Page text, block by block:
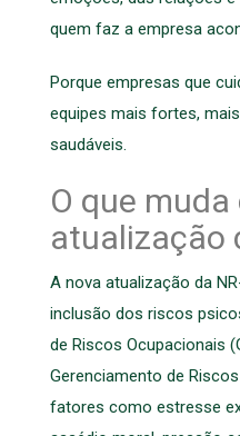
quem faz a empresa
Porque empresas que
equipes mais fortes,
saudáveis.
O que muda
atualização
A nova atualização da
inclusão dos riscos
de Riscos Ocupacionais
Gerenciamento de
fatores como estresse